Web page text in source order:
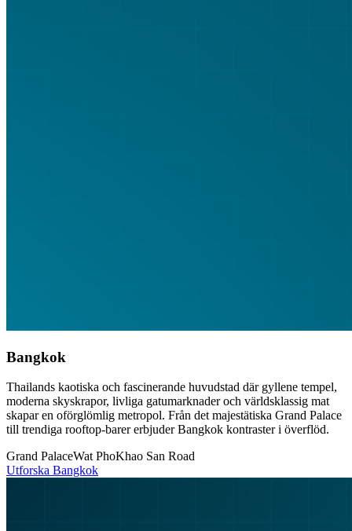
Bangkok
Thailands kaotiska och fascinerande huvudstad där gyllene tempel,
moderna skyskrapor, livliga gatumarknader och världsklassig mat
skapar en oförglömlig metropol. Från det majestätiska Grand Palace
till trendiga rooftop-barer erbjuder Bangkok kontraster i överflöd.
Grand PalaceWat PhoKhao San Road
Utforska Bangkok